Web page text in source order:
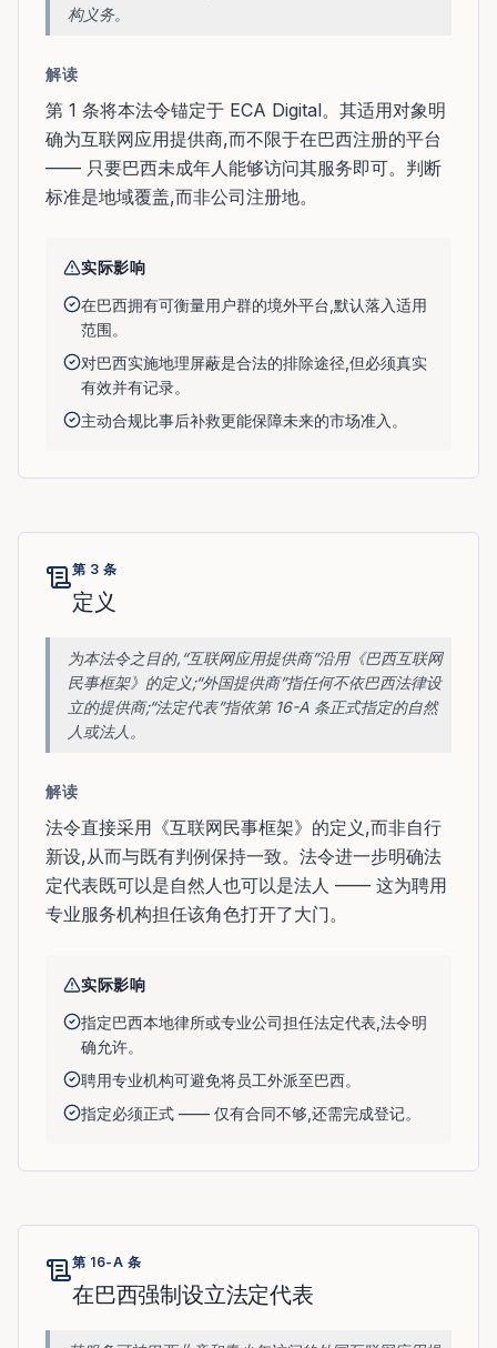
构义务。
解读
第 1 条将本法令锚定于 ECA Digital。其适用对象明
确为互联网应用提供商,而不限于在巴西注册的平台
—— 只要巴西未成年人能够访问其服务即可。判断
标准是地域覆盖,而非公司注册地。
实际影响
在巴西拥有可衡量用户群的境外平台,默认落入适用
范围。
对巴西实施地理屏蔽是合法的排除途径,但必须真实
有效并有记录。
主动合规比事后补救更能保障未来的市场准入。
第 3 条
定义
为本法令之目的,“互联网应用提供商”沿用《巴西互联网
民事框架》的定义;“外国提供商”指任何不依巴西法律设
立的提供商;“法定代表”指依第 16-A 条正式指定的自然
人或法人。
解读
法令直接采用《互联网民事框架》的定义,而非自行
新设,从而与既有判例保持一致。法令进一步明确法
定代表既可以是自然人也可以是法人 —— 这为聘用
专业服务机构担任该角色打开了大门。
实际影响
指定巴西本地律所或专业公司担任法定代表,法令明
确允许。
聘用专业机构可避免将员工外派至巴西。
指定必须正式 —— 仅有合同不够,还需完成登记。
第 16-A 条
在巴西强制设立法定代表